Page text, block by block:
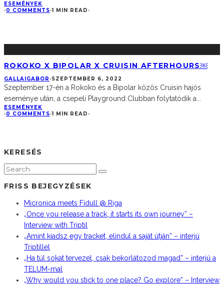
ESEMÉNYEK
·0 COMMENTS·1 MIN READ ·
ROKOKO X BIPOLAR X CRUISIN AFTERHOURS￼
GALLAIGABOR ·SZEPTEMBER 6, 2022
Szeptember 17-én a Rokoko és a Bipolar közös Cruisin hajós
eseménye után, a csepeli Playground Clubban folytatódik a...
ESEMÉNYEK
·0 COMMENTS·1 MIN READ ·
KERESÉS
FRISS BEJEGYZÉSEK
Micronica meets Fidull @ Riga
„Once you release a track, it starts its own journey” –
Interview with Triptil
„Amint kiadsz egy tracket, elindul a saját útján” – interjú
Triptillel
„Ha túl sokat tervezel, csak bekorlátozod magad” – interjú a
TELUM-mal
„Why would you stick to one place? Go explore” – Interview